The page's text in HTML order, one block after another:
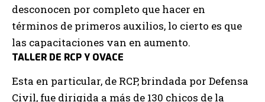
desconocen por completo que hacer en
términos de primeros auxilios, lo cierto es que
las capacitaciones van en aumento.
TALLER DE RCP Y OVACE
Esta en particular, de RCP, brindada por Defensa
Civil, fue dirigida a más de 130 chicos de la